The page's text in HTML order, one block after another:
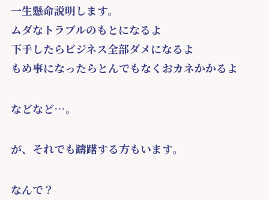
一生懸命説明します。
ムダなトラブルのもとになるよ
下手したらビジネス全部ダメになるよ
もめ事になったらとんでもなくおカネかかるよ
などなど…。
が、それでも躊躇する方もいます。
なんで？